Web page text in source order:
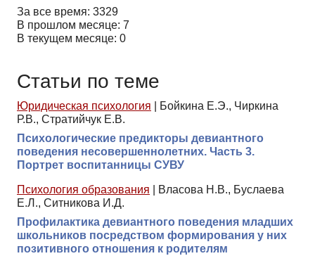
За все время: 3329
В прошлом месяце: 7
В текущем месяце: 0
Статьи по теме
Юридическая психология
Бойкина Е.Э., Чиркина
Р.В., Стратийчук Е.В.
Психологические предикторы девиантного
поведения несовершеннолетних. Часть 3.
Портрет воспитанницы СУВУ
Психология образования
Власова Н.В., Буслаева
Е.Л., Ситникова И.Д.
Профилактика девиантного поведения младших
школьников посредством формирования у них
позитивного отношения к родителям